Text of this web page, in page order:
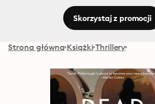
Skorzystaj z promocji
Strona główna Książki Thrillery